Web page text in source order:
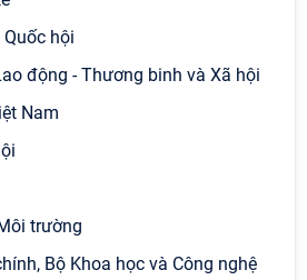
hội
động - Thương binh và Xã hội
Nam
trường
Bộ Khoa học và Công nghệ